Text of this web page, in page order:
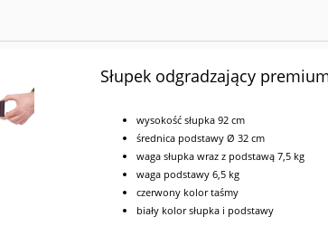
Słupek odgradzający
wysokość słupka 92 cm
średnica podstawy Ø 32 cm
waga słupka wraz z podstawą 7,5 kg
waga podstawy 6,5 kg
czerwony kolor taśmy
biały kolor słupka i podstawy